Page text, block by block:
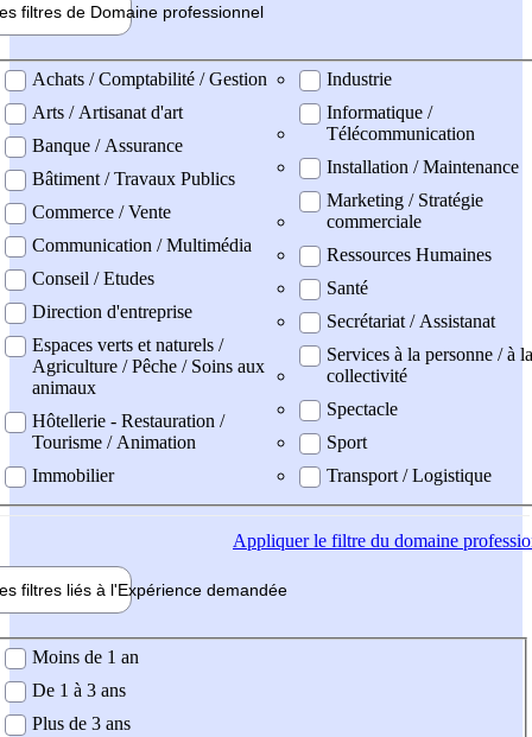
filtres de Domaine professionnel
professionel
Achats / Comptabilité / Gestion
Arts / Artisanat d'art
Banque / Assurance
Bâtiment / Travaux Publics
Commerce / Vente
Communication / Multimédia
Conseil / Etudes
Direction d'entreprise
Espaces verts et naturels /
Agriculture / Pêche / Soins aux
animaux
Hôtellerie - Restauration /
Tourisme / Animation
Immobilier
Industrie
Informatique /
Télécommunication
Installation / Maintenance
Marketing / Stratégie
commerciale
Ressources Humaines
Santé
Secrétariat / Assistanat
Services à la personne / à la
collectivité
Spectacle
Sport
Transport / Logistique
Appliquerle filtre du domaine
filtres liés à l'Expérience demandée
demandée
Moins de 1 an
De 1 à 3 ans
Plus de 3 ans